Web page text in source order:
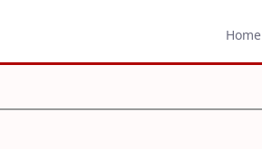
Home